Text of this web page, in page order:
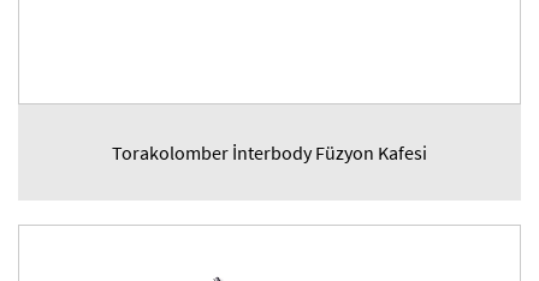
Torakolomber İnterbody Füzyon Kafesi